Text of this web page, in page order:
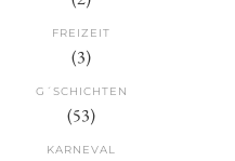
FREIZEIT
(3)
G´SCHICHTEN
(53)
KARNEVAL